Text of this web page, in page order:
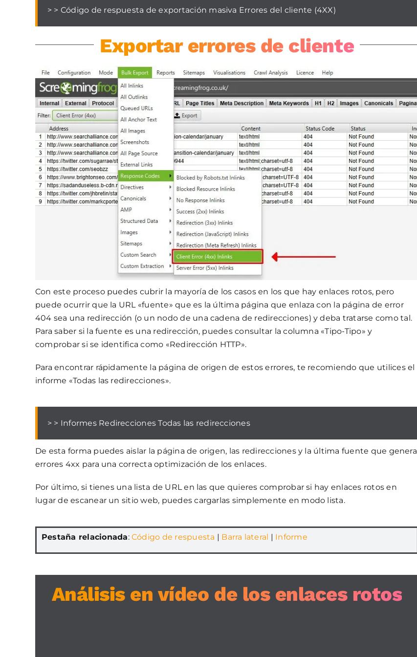
> > Código de respuesta de exportación masiva Errores del cliente (4XX)
Exportar errores de cliente
Con este proceso puedes cubrir la mayoría de los casos en los que hay enlaces rotos, pero
puede ocurrir que la URL «fuente» que es la última página que enlaza con la página de error
404 sea una redirección (o un nodo de una cadena de redirecciones) y deba tratarse como tal.
Para saber si la fuente es una redirección, puedes consultar la columna «Tipo-Tipo» y
comprobar si se identifica como «Redirección HTTP».
Para encontrar rápidamente la página de origen de estos errores, te recomiendo que utilices el
informe «Todas las redirecciones».
> > Informes Redirecciones Todas las redirecciones
De esta forma puedes aislar la página de origen, las redirecciones y la última fuente que genera
errores 4xx para una correcta optimización de los enlaces.
Por último, si tienes una lista de URL en las que quieres comprobar si hay enlaces rotos en
lugar de escanear un sitio web, puedes cargarlas simplemente en modo lista.
Pestaña relacionada: Código de respuesta | Barra lateral | Informe
Análisis en vídeo de los enlaces rotos